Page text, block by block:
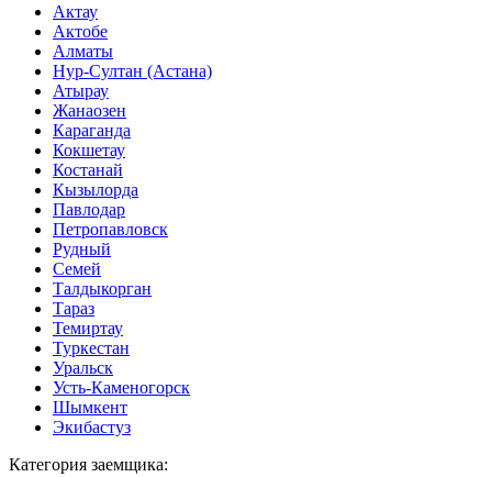
Актау
Актобе
Алматы
Нур-Султан (Астана)
Атырау
Жанаозен
Караганда
Кокшетау
Костанай
Кызылорда
Павлодар
Петропавловск
Рудный
Семей
Талдыкорган
Тараз
Темиртау
Туркестан
Уральск
Усть-Каменогорск
Шымкент
Экибастуз
Категория заемщика: